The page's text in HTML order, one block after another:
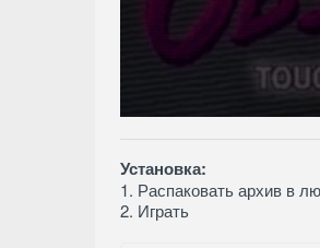
Установка:
1. Распаковать архив в
2. Играть